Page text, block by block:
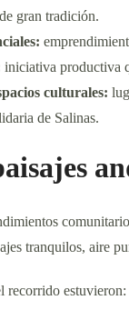
gran tradición.
iniciativa productiva
culturales:
de Salinas.
tranquilos, aire
recorrido estuvieron: